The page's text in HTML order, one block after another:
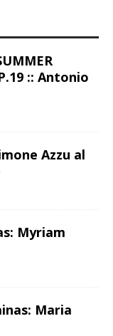
:: Antonio
Azzu al
Myriam
Maria